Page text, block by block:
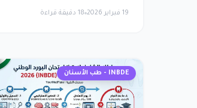
19 فبراير 2026 18 دقيقة قراءة
INBDE - طب الأسنان